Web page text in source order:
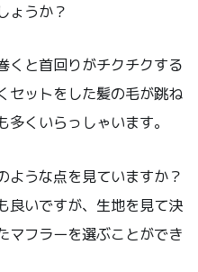
ょうか？
くと首回りがチクチクする
セットをした髪の毛が跳ね
くいらっしゃいます。
ような点を見ていますか？
良いですが、生地を見て決
マフラーを選ぶことができ